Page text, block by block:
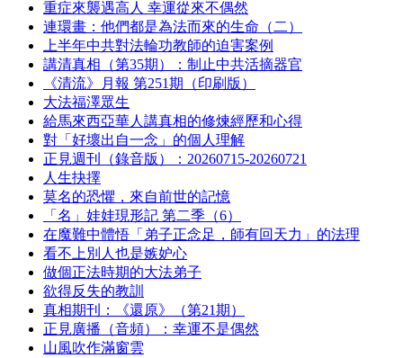
重症來襲遇高人 幸運從來不偶然
連環畫：他們都是為法而來的生命（二）
上半年中共對法輪功教師的迫害案例
講清真相（第35期）：制止中共活摘器官
《清流》月報 第251期（印刷版）
大法福澤眾生
給馬來西亞華人講真相的修煉經歷和心得
對「好壞出自一念」的個人理解
正見週刊（錄音版）：20260715-20260721
人生抉擇
莫名的恐懼，來自前世的記憶
「名」娃娃現形記 第二季（6）
在魔難中體悟「弟子正念足，師有回天力」的法理
看不上別人也是嫉妒心
做個正法時期的大法弟子
欲得反失的教訓
真相期刊：《還原》（第21期）
正見廣播（音頻）：幸運不是偶然
山風吹作滿窗雲